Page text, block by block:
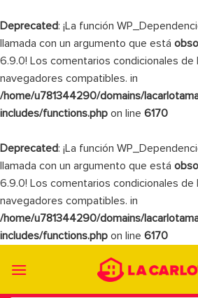
Deprecated: ¡La función
llamada con un argumento que está
6.9.0! Los comentarios condicionales de
navegadores compatibles. in
/home/u781344290/domains/
includes/functions.php on line 6170
Deprecated: ¡La función
llamada con un argumento que está
6.9.0! Los comentarios condicionales de
navegadores compatibles. in
/home/u781344290/domains/
includes/functions.php on line 6170